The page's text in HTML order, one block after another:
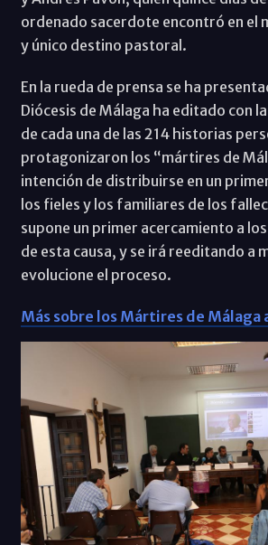
ordenado sacerdote encontró en el
y único destino pastoral.
En la rueda de prensa se ha
Diócesis de Málaga ha editado con
de cada una de las 214 historias
protagonizaron los “mártires de
intención de distribuirse en un
los fieles y los familiares de los
supone un primer acercamiento a
de esta causa, y se irá reeditando a
evolucione el proceso.
Más sobre los Mártires de Málaga